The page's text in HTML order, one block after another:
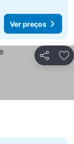
Ver preços
Partilhar